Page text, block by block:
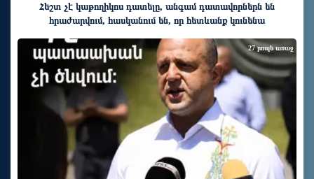
Հեշտ չէ կաթողիկոս դատելը, անգամ դատավորներն են
հրաժարվում, հասկանում են, որ հետևանք կունենա
27 րոպե առաջ